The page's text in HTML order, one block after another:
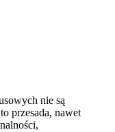
nie są
przesada, nawet